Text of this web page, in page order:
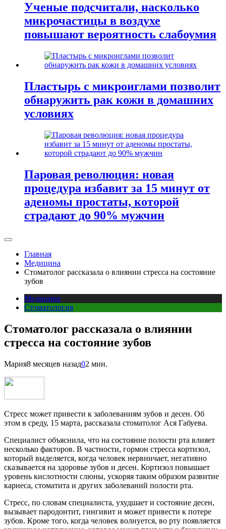
Ученые подсчитали, насколько
микрочастицы в воздухе
повышают вероятность слабоумия
Пластырь с микроиглами позволит
обнаружить рак кожи в домашних
условиях
Паровая революция: новая
процедура избавит за 15 минут от
аденомы простаты, которой
страдают до 90% мужчин
Главная
Медицина
Стоматолог рассказала о влиянии стресса на состояние
зубов
Медицина
Стоматология
Стоматолог рассказала о влиянии
стресса на состояние зубов
Мария8 месяцев назад02 мин.
Стресс может привести к заболеваниям зубов и десен. Об
этом в среду, 15 марта, рассказала стоматолог Ася Габуева.
Специалист объяснила, что на состояние полости рта влияет
несколько факторов. В частности, гормон стресса кортизол,
который выделяется, когда человек нервничает, негативно
сказывается на здоровье зубов и десен. Кортизол повышает
уровень кислотности слюны, ускоряя таким образом развитие
кариеса, стоматита и других заболеваний полости рта.
Стресс, по словам специалиста, ухудшает и состояние десен,
вызывает пародонтит, гингивит и может привести к потере
зубов. Кроме того, когда человек волнуется, во рту появляется